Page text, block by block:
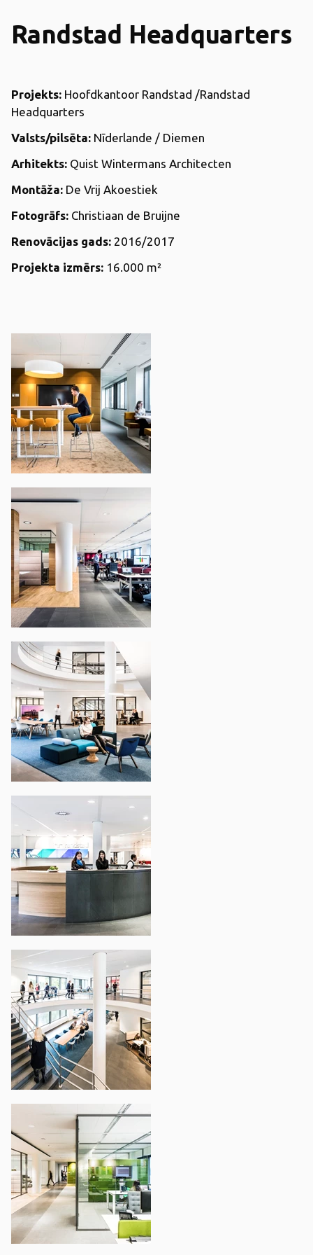
Randstad Headquarters
Projekts: Hoofdkantoor Randstad /Randstad
Headquarters
Valsts/pilsēta: Nīderlande / Diemen
Arhitekts: Quist Wintermans Architecten
Montāža: De Vrij Akoestiek
Fotogrāfs: Christiaan de Bruijne
Renovācijas gads: 2016/2017
Projekta izmērs: 16.000 m²